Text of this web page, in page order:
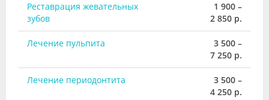
Реставрация жевательных
зубов
1 900 –
2 850 р.
Лечение пульпита
3 500 –
7 250 р.
Лечение периодонтита
3 500 –
4 250 р.